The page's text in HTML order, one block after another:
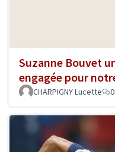
Suzanne Bouvet
engagée pour
CHARPIGNY Lucette 0